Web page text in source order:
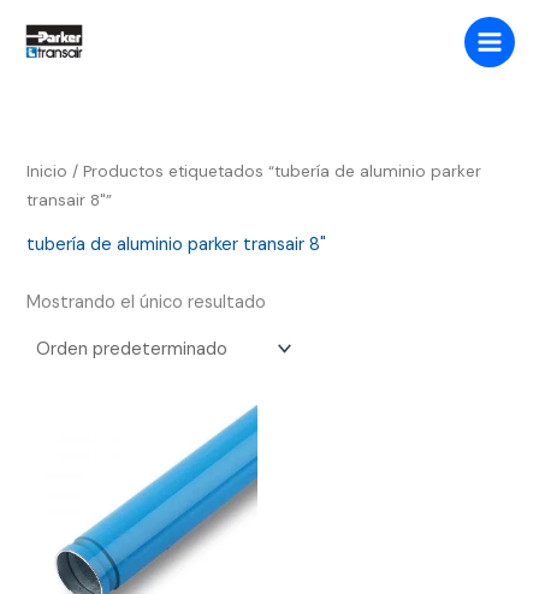
Inicio / Productos etiquetados “tubería de aluminio parker
transair 8"”
tubería de aluminio parker transair 8"
Mostrando el único resultado